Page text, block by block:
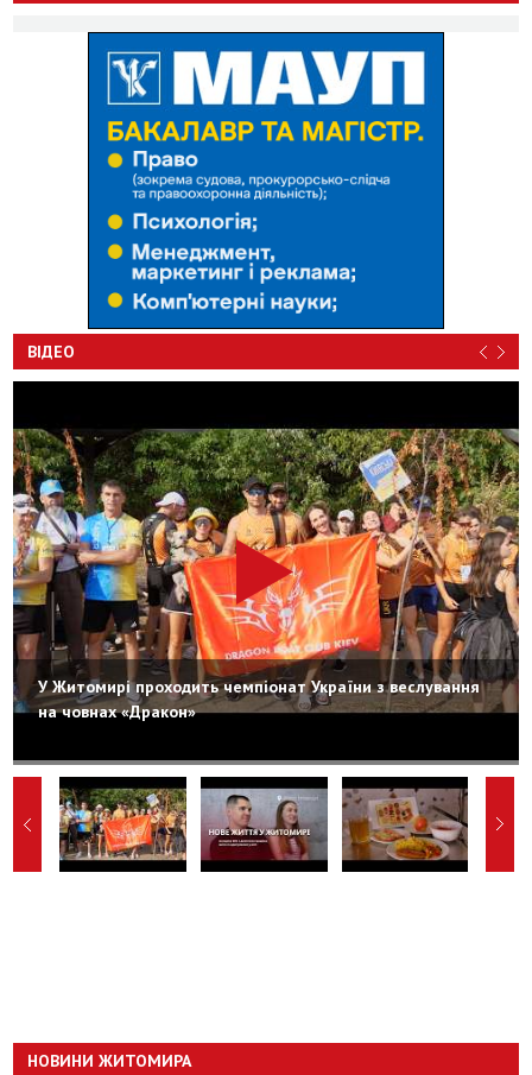
ВІДЕО
У Житомирі проходить чемпіонат України з веслування
на човнах «Дракон»
НОВИНИ ЖИТОМИРА